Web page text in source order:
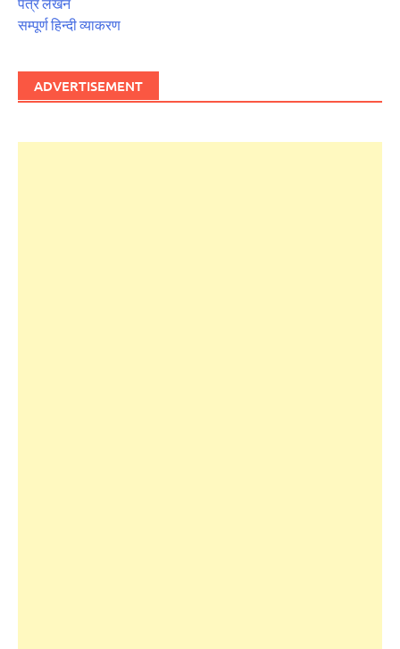
सम्पूर्ण हिन्दी व्याकरण
ADVERTISEMENT